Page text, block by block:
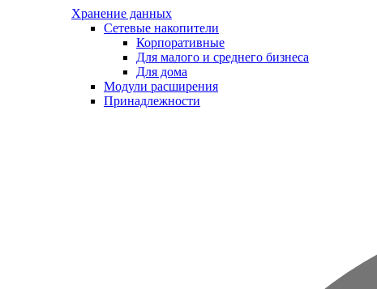
Хранение данных
Сетевые накопители
Корпоративные
Для малого и среднего бизнеса
Для дома
Модули расширения
Принадлежности